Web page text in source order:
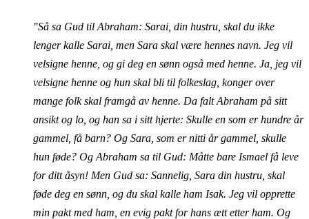
"Så sa Gud til Abraham: Sarai, din hustru, skal du ikke
lenger kalle Sarai, men Sara skal være hennes navn. Jeg vil
velsigne henne, og gi deg en sønn også med henne. Ja, jeg vil
velsigne henne og hun skal bli til folkeslag, konger over
mange folk skal framgå av henne. Da falt Abraham på sitt
ansikt og lo, og han sa i sitt hjerte: Skulle en som er hundre år
gammel, få barn? Og Sara, som er nitti år gammel, skulle
hun føde? Og Abraham sa til Gud: Måtte bare Ismael få leve
for ditt åsyn! Men Gud sa: Sannelig, Sara din hustru, skal
føde deg en sønn, og du skal kalle ham Isak. Jeg vil opprette
min pakt med ham, en evig pakt for hans ætt etter ham. Og